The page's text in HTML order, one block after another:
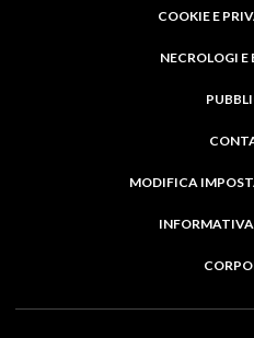
COOKIE E
NECROLOGI
MODIFICA